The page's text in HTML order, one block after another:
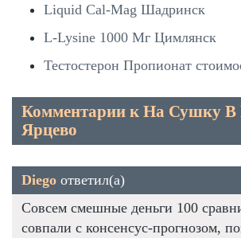
Liquid Cal-Mag Шадринск
L-Lysine 1000 Мг Цимлянск
Тестостерон Пропионат
Комментарии к На Сушку В
Ярцево
Diego ответил(а)
Совсем смешные деньги 100
совпали с консенсус-прогнозом,